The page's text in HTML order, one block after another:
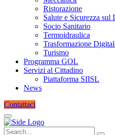
Ristorazione
Salute e Sicurezza sul
Socio Sanitario
Termoidraulica
Trasformazione
Turismo
Programma GOL
Servizi al Cittadino
Piattaforma SIISL
News
Contattaci